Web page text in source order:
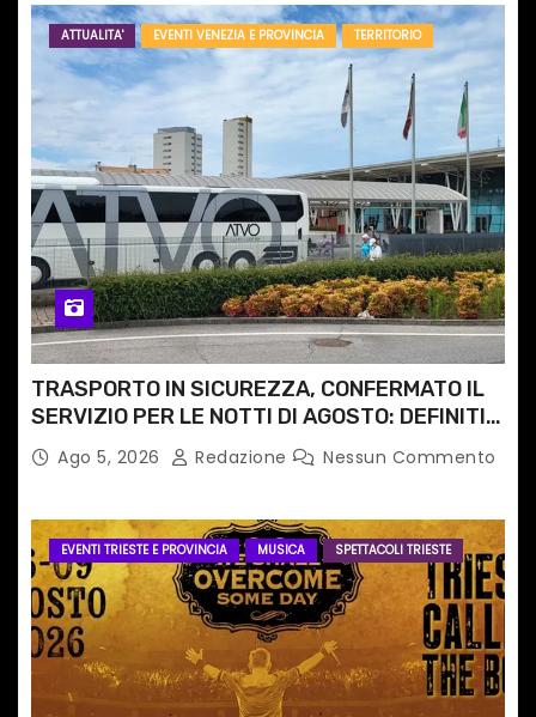
ATTUALITA' EVENTI VENEZIA E PROVINCIA TERRITORIO
TRASPORTO IN SICUREZZA, CONFERMATO IL
SERVIZIO PER LE NOTTI DI AGOSTO: DEFINITI
PERCORSI, FERMATE E ORARIO
Ago 5, 2026 Redazione Nessun Commento
EVENTI TRIESTE E PROVINCIA MUSICA SPETTACOLI TRIESTE